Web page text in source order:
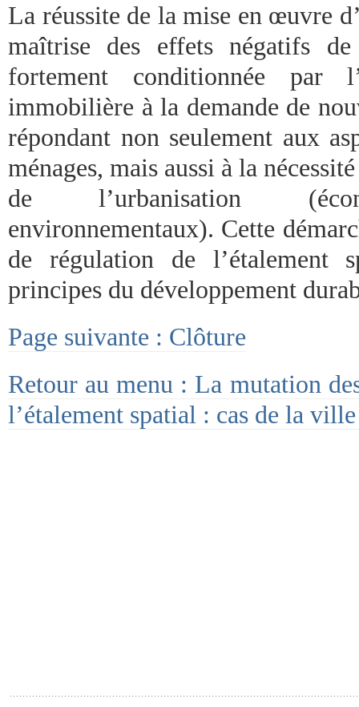
La réussite de la mise en œuvre
maîtrise des effets négatifs
fortement conditionnée par
immobilière à la demande de
répondant non seulement aux
ménages, mais aussi à la
de l’urbanisation
environnementaux). Cette
de régulation de l’étalement
principes du développement
Page suivante : Clôture
Retour au menu : La mutation
l’étalement spatial : cas de la